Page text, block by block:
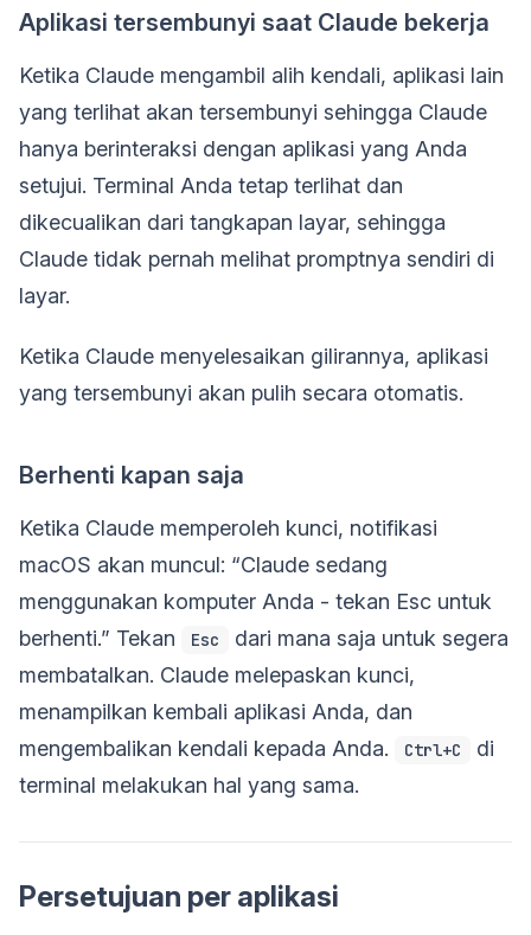
Aplikasi tersembunyi saat Claude bekerja
Ketika Claude mengambil alih kendali, aplikasi lain
yang terlihat akan tersembunyi sehingga Claude
hanya berinteraksi dengan aplikasi yang Anda
setujui. Terminal Anda tetap terlihat dan
dikecualikan dari tangkapan layar, sehingga
Claude tidak pernah melihat promptnya sendiri di
layar.
Ketika Claude menyelesaikan gilirannya, aplikasi
yang tersembunyi akan pulih secara otomatis.
Berhenti kapan saja
Ketika Claude memperoleh kunci, notifikasi
macOS akan muncul: “Claude sedang
menggunakan komputer Anda - tekan Esc untuk
berhenti.” Tekan
Esc
dari mana saja untuk segera
membatalkan. Claude melepaskan kunci,
menampilkan kembali aplikasi Anda, dan
mengembalikan kendali kepada Anda.
Ctrl+C
di
terminal melakukan hal yang sama.
Persetujuan per aplikasi